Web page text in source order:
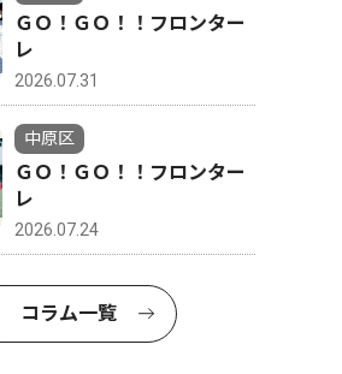
ＧＯ！ＧＯ！！フロンター
レ
2026.07.31
中原区
ＧＯ！ＧＯ！！フロンター
レ
2026.07.24
コラム一覧